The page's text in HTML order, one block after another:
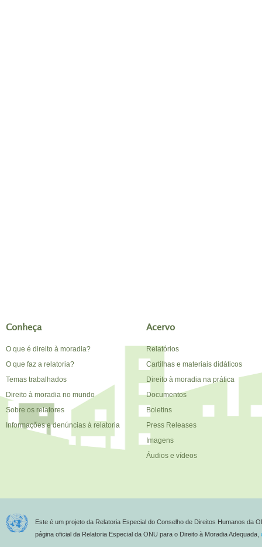
Conheça
O que é direito à moradia?
O que faz a relatoria?
Temas trabalhados
Direito à moradia no mundo
Sobre os relatores
Informações e denúncias à relatoria
Acervo
Relatórios
Cartilhas e materiais didáticos
Direito à moradia na prática
Documentos
Boletins
Press Releases
Imagens
Áudios e vídeos
Este é um projeto da Relatoria Especial do Conselho de Direitos Humanos da
página oficial da Relatoria Especial da ONU para o Direito à Moradia Adequada,